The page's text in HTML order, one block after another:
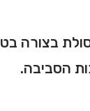
בצורה
הסביבה.